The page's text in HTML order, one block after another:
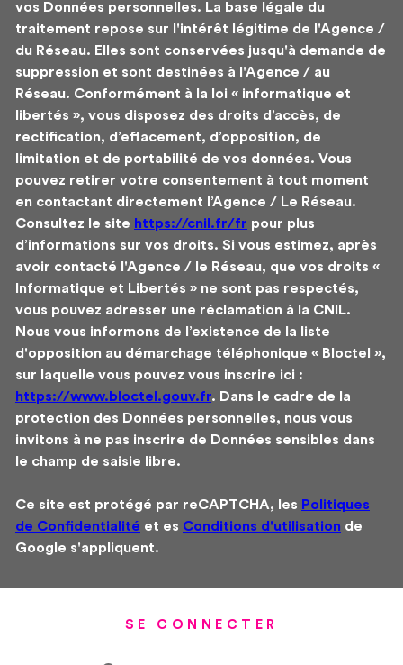
vos Données personnelles. La base légale du
traitement repose sur l'intérêt légitime de l'Agence /
du Réseau. Elles sont conservées jusqu'à demande de
suppression et sont destinées à l'Agence / au
Réseau. Conformément à la loi « informatique et
libertés », vous disposez des droits d’accès, de
rectification, d’effacement, d’opposition, de
limitation et de portabilité de vos données. Vous
pouvez retirer votre consentement à tout moment
en contactant directement l’Agence / Le Réseau.
Consultez le site https://cnil.fr/fr pour plus
d’informations sur vos droits. Si vous estimez, après
avoir contacté l'Agence / le Réseau, que vos droits «
Informatique et Libertés » ne sont pas respectés,
vous pouvez adresser une réclamation à la CNIL.
Nous vous informons de l’existence de la liste
d'opposition au démarchage téléphonique « Bloctel »,
sur laquelle vous pouvez vous inscrire ici :
https://www.bloctel.gouv.fr. Dans le cadre de la
protection des Données personnelles, nous vous
invitons à ne pas inscrire de Données sensibles dans
le champ de saisie libre.
Ce site est protégé par reCAPTCHA, les Politiques
de Confidentialité et es Conditions d'utilisation de
Google s'appliquent.
SE CONNECTER